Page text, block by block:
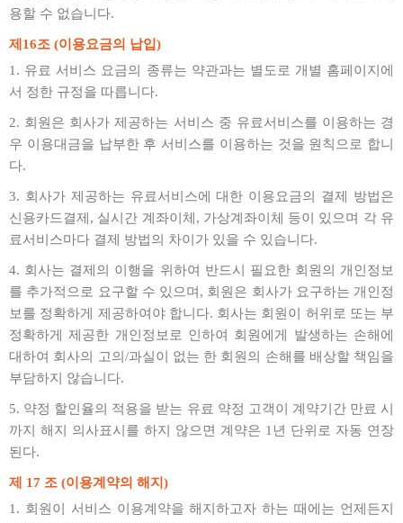
용할 수 없습니다.
제16조 (이용요금의 납입)
1. 유료 서비스 요금의 종류는 약관과는 별도로 개별 홈페이지에
서 정한 규정을 따릅니다.
2. 회원은 회사가 제공하는 서비스 중 유료서비스를 이용하는 경
우 이용대금을 납부한 후 서비스를 이용하는 것을 원칙으로 합니
다.
3. 회사가 제공하는 유료서비스에 대한 이용요금의 결제 방법은
신용카드결제, 실시간 계좌이체, 가상계좌이체 등이 있으며 각 유
료서비스마다 결제 방법의 차이가 있을 수 있습니다.
4. 회사는 결제의 이행을 위하여 반드시 필요한 회원의 개인정보
를 추가적으로 요구할 수 있으며, 회원은 회사가 요구하는 개인정
보를 정확하게 제공하여야 합니다. 회사는 회원이 허위로 또는 부
정확하게 제공한 개인정보로 인하여 회원에게 발생하는 손해에
대하여 회사의 고의/과실이 없는 한 회원의 손해를 배상할 책임을
부담하지 않습니다.
5. 약정 할인율의 적용을 받는 유료 약정 고객이 계약기간 만료 시
까지 해지 의사표시를 하지 않으면 계약은 1년 단위로 자동 연장
된다.
제 17 조 (이용계약의 해지)
1. 회원이 서비스 이용계약을 해지하고자 하는 때에는 언제든지